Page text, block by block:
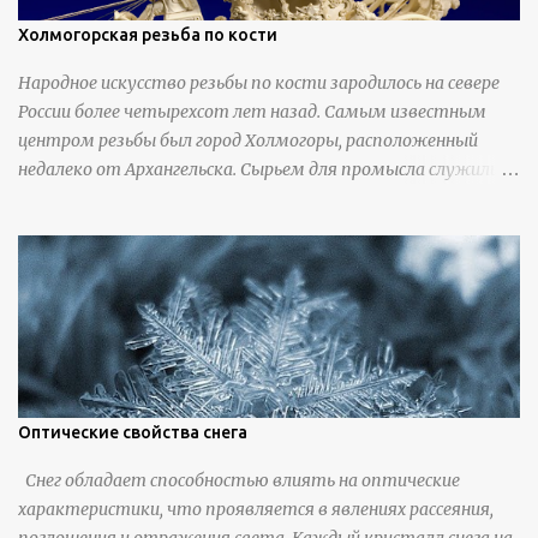
Холмогорская резьба по кости
Народное искусство резьбы по кости зародилось на севере
России более четырехсот лет назад. Самым известным
центром резьбы был город Холмогоры, расположенный
недалеко от Архангельска. Сырьем для промысла служили
облагораживая ее специальной обработкой и тонировкой. В
19 веке резчики также использовали дорогую импортную
слоновую кость для важных заказов. Ажурная ваза
яйцевидной формы с аллегориями времен года - сценами
сбора урожая, сбора фруктов, свадьбы и пожара; кость,
высота 31 см, Н. С. Верещагин, 18 век, из собрания
Государственного Эрмитажа. Кружка с портретами
Дудин О. Х., 18 век, из собрания Государственного Эрмитажа.
Панно с изображением церкви Святых Петра и Павла,
Оптические свойства снега
Снег обладает способностью влиять на оптические
характеристики, что проявляется в явлениях рассеяния,